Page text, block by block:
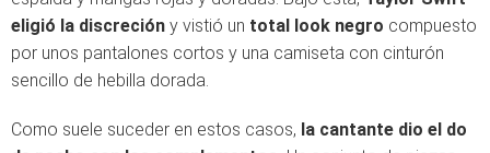
eligió la discreción y vistió un total look negro compuesto
por unos pantalones cortos y una camiseta con cinturón
sencillo de hebilla dorada.
Como suele suceder en estos casos, la cantante dio el do